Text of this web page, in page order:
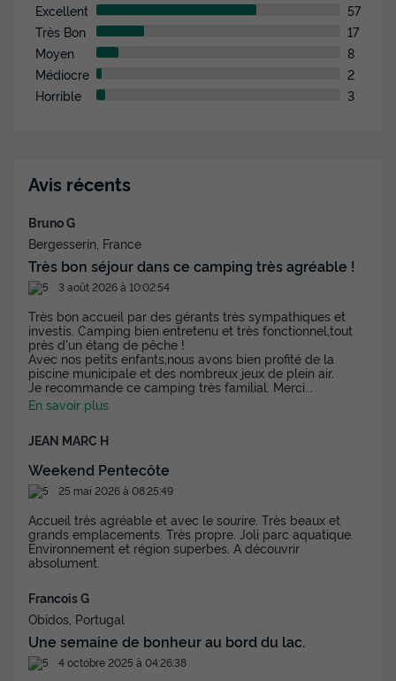
Excellent
57
Très Bon
17
Moyen
8
Médiocre
2
Horrible
3
Avis récents
Bruno G
Bergesserin, France
Très bon séjour dans ce camping très agréable !
3 août 2026 à 10:02:54
Très bon accueil par des gérants très sympathiques et
investis. Camping bien entretenu et très fonctionnel,tout
près d'un étang de pêche !
Avec nos petits enfants,nous avons bien profité de la
piscine municipale et des nombreux jeux de plein air.
Je recommande ce camping très familial. Merci
En savoir plus
JEAN MARC H
Weekend Pentecôte
25 mai 2026 à 08:25:49
Accueil très agréable et avec le sourire. Très beaux et
grands emplacements. Très propre. Joli parc aquatique.
Environnement et région superbes. A découvrir
absolument.
Francois G
Obidos, Portugal
Une semaine de bonheur au bord du lac.
4 octobre 2025 à 04:26:38